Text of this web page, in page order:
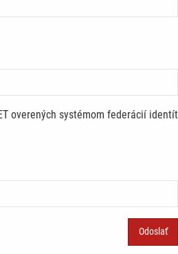
overených systémom federácií identít